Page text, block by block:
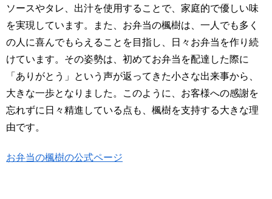
ソースやタレ、出汁を使用することで、家庭的で優しい味
を実現しています。また、お弁当の楓樹は、一人でも多く
の人に喜んでもらえることを目指し、日々お弁当を作り続
けています。その姿勢は、初めてお弁当を配達した際に
「ありがとう」という声が返ってきた小さな出来事から、
大きな一歩となりました。このように、お客様への感謝を
忘れずに日々精進している点も、楓樹を支持する大きな理
由です。
お弁当の楓樹の公式ページ